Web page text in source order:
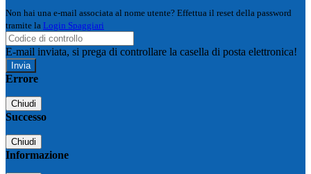
Non hai una e-mail associata al nome utente? Effettua il reset della password
tramite la Login Spaggiari
E-mail inviata, si prega di controllare la casella di posta elettronica!
Errore
Chiudi
Successo
Chiudi
Informazione